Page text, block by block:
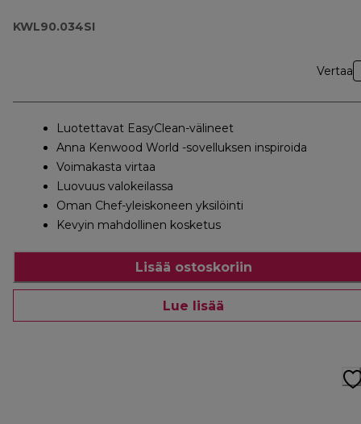
KWL90.034SI
Vertaa
Luotettavat EasyClean-välineet
Anna Kenwood World -sovelluksen inspiroida
Voimakasta virtaa
Luovuus valokeilassa
Oman Chef-yleiskoneen yksilöinti
Kevyin mahdollinen kosketus
Lisää ostoskoriin
Lue lisää